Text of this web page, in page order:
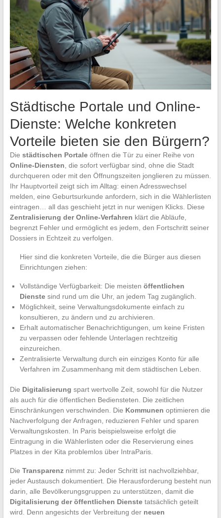
Städtische Portale und Online-
Dienste: Welche konkreten
Vorteile bieten sie den Bürgern?
Die städtischen Portaleöffnen die Tür zu einer Reihe von
Online-Diensten , die sofort verfügbar sind, ohne die Stadt
durchqueren oder mit den Öffnungszeiten jonglieren zu müssen.
Ihr Hauptvorteil zeigt sich im Alltag: einen Adresswechsel
melden, eine Geburtsurkunde anfordern, sich in die Wählerlisten
eintragen… all das geschieht jetzt in nur wenigen Klicks. Diese
Zentralisierung der Online-Verfahren klärt die Abläufe,
begrenzt Fehler und ermöglicht es jedem, den Fortschritt seiner
Dossiers in Echtzeit zu verfolgen.
Hier sind die konkreten Vorteile, die die Bürger aus diesen
Einrichtungen ziehen:
Vollständige Verfügbarkeit: Die meisten öffentlichen
Dienstesind rund um die Uhr, an jedem Tag zugänglich.
Möglichkeit, seine Verwaltungsdokumente einfach zu
konsultieren, zu ändern und zu archivieren.
Erhalt automatischer Benachrichtigungen, um keine Fristen
zu verpassen oder fehlende Unterlagen rechtzeitig
einzureichen.
Zentralisierte Verwaltung durch ein einziges Konto für alle
Verfahren im Zusammenhang mit dem städtischen Leben.
Die Digitalisierung spart wertvolle Zeit, sowohl für die Nutzer
als auch für die öffentlichen Bediensteten. Die zeitlichen
Einschränkungen verschwinden. Die Kommunen optimieren die
Nachverfolgung der Anfragen, reduzieren Fehler und sparen
Verwaltungskosten. In Paris beispielsweise erfolgt die
Eintragung in die Wählerlisten oder die Reservierung eines
Platzes in der Kita problemlos über IntraParis.
Die Transparenznimmt zu: Jeder Schritt ist nachvollziehbar,
jeder Austausch dokumentiert. Die Herausforderung besteht nun
darin, alle Bevölkerungsgruppen zu unterstützen, damit die
Digitalisierung der öffentlichen Dienstetatsächlich geteilt
wird. Denn angesichts der Verbreitung der neuen